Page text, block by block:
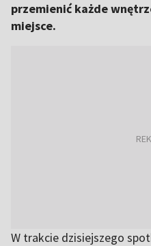
przemienić każde
miejsce.
W trakcie dzisiejszego